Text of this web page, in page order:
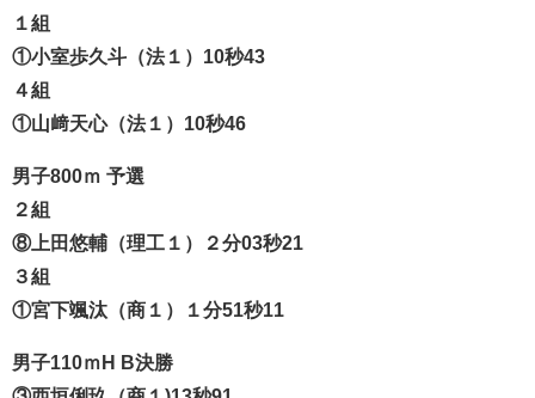
１組
①小室歩久斗（法１）10秒43
４組
①山﨑天心（法１）10秒46
男子800ｍ 予選
２組
⑧上田悠輔（理工１）２分03秒21
３組
①宮下颯汰（商１）１分51秒11
男子110ｍH B決勝